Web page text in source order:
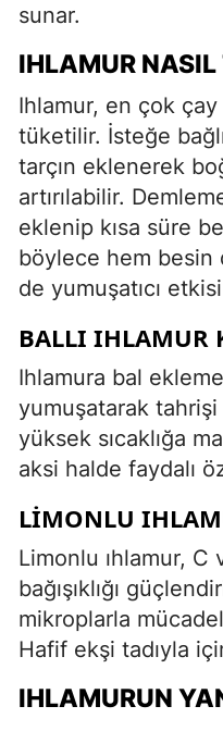
sunar.
IHLAMUR
Ihlamur, en çok
tüketilir. İsteğe
tarçın eklenerek
artırılabilir.
eklenip kısa süre
böylece hem besin
de yumuşatıcı
BALLI IHLAMUR
Ihlamura bal
yumuşatarak tahrişi
yüksek sıcaklığa
aksi halde faydalı
LIMONLU
Limonlu ıhlamur,
bağışıklığı
mikroplarla
Hafif ekşi tadıyla
IHLAMURUN